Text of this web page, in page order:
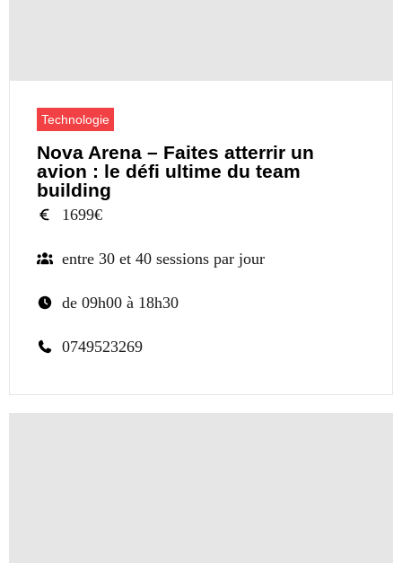
Technologie
Nova Arena – Faites atterrir un
avion : le défi ultime du team
building
1699€
entre 30 et 40 sessions par jour
de 09h00 à 18h30
0749523269